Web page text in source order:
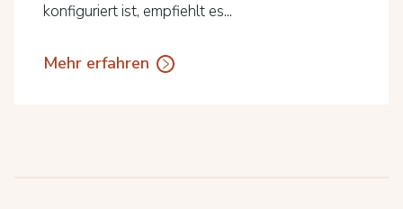
konfiguriert ist, empfiehlt es...
Mehr erfahren